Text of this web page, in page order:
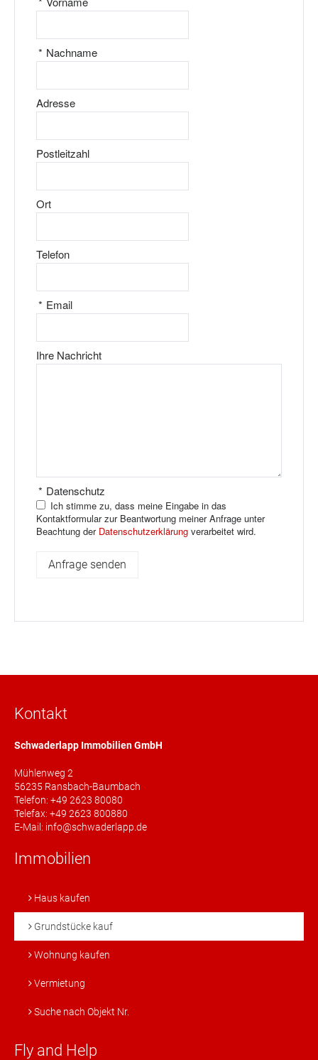
Nachname
*
Adresse
Postleitzahl
Ort
Telefon
Email
*
Ihre Nachricht
Datenschutz
*
Ich stimme zu, dass meine Eingabe in das
Kontaktformular zur Beantwortung meiner Anfrage unter
Beachtung der Datenschutzerklärung verarbeitet wird.
Kontakt
Schwaderlapp Immobilien GmbH
Mühlenweg 2
56235 Ransbach-Baumbach
Telefon: +49 2623 80080
Telefax: +49 2623 800880
E-Mail: info@schwaderlapp.de
Immobilien
Haus kaufen
Grundstücke kauf
Wohnung kaufen
Vermietung
Suche nach Objekt Nr.
Fly and Help